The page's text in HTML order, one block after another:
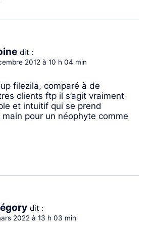
dit :
2012 à 10 h 04 min
filezila, comparé à de
clients ftp il s’agit vraiment
et intuitif qui se prend
pour un néophyte comme
dit :
2022 à 13 h 03 min